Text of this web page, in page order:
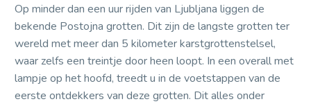
Op minder dan een uur rijden van Ljubljana liggen de
bekende Postojna grotten. Dit zijn de langste grotten ter
wereld met meer dan 5 kilometer karstgrottenstelsel,
waar zelfs een treintje door heen loopt. In een overall met
lampje op het hoofd, treedt u in de voetstappen van de
eerste ontdekkers van deze grotten. Dit alles onder